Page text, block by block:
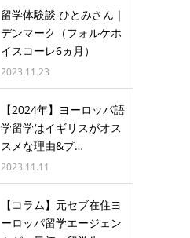
留学体験談 ひとみさん｜
デンマーク（フォルケホ
イスコーレ6ヵ月）
2023.11.23
【2024年】ヨーロッパ語
学留学はイギリスがオス
スメな理由&プ…
2023.11.11
【コラム】元セブ在住ヨ
ーロッパ留学エージェン